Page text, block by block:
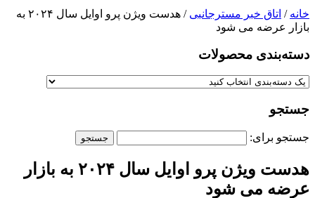
خانه / اتاق خبر مسترجانبی
/ هدست ویژن پرو اوایل سال ۲۰۲۴ به
بازار عرضه می‌ شود
دسته‌بندی‌ محصولات
جستجو
جستجو برای:
هدست ویژن پرو اوایل سال ۲۰۲۴ به بازار
عرضه می‌ شود